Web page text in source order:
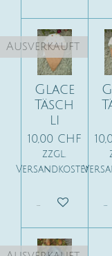
Ausverkauft
Glace
Täsch
li
10,00 CHF
zzgl.
Versandkosten
Ausverkauft